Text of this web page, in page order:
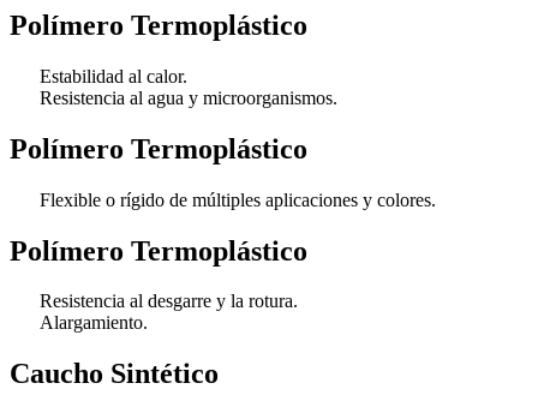
Polímero Termoplástico
Estabilidad al calor.
Resistencia al agua y microorganismos.
Polímero Termoplástico
Flexible o rígido de múltiples aplicaciones y colores.
Polímero Termoplástico
Resistencia al desgarre y la rotura.
Alargamiento.
Caucho Sintético